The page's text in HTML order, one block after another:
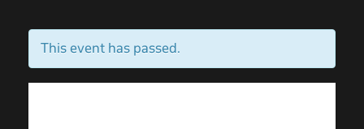
This event has passed.